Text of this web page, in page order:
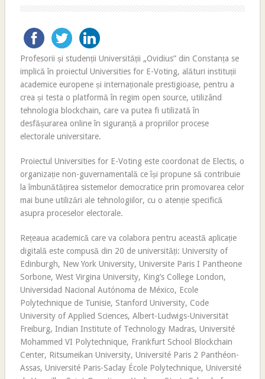
Profesorii și studenții Universității „Ovidius” din Constanța se
implică în proiectul Universities for E-Voting, alături instituții
academice europene și internaționale prestigioase, pentru a
crea și testa o platformă în regim open source, utilizând
tehnologia blockchain, care va putea fi utilizată în
desfășurarea online în siguranță a propriilor procese
electorale universitare.
Proiectul Universities for E-Voting este coordonat de Electis, o
organizație non-guvernamentală ce își propune să contribuie
la îmbunătățirea sistemelor democratice prin promovarea celor
mai bune utilizări ale tehnologiilor, cu o atenție specifică
asupra proceselor electorale.
Rețeaua academică care va colabora pentru această aplicație
digitală este compusă din 20 de universități: University of
Edinburgh, New York University, Universite Paris I Pantheone
Sorbone, West Virgina University, King’s College London,
Universidad Nacional Autónoma de México, Ecole
Polytechnique de Tunisie, Stanford University, Code
University of Applied Sciences, Albert-Ludwigs-Universität
Freiburg, Indian Institute of Technology Madras, Université
Mohammed VI Polytechnique, Frankfurt School Blockchain
Center, Ritsumeikan University, Université Paris 2 Panthéon-
Assas, Université Paris-Saclay École Polytechnique, Université